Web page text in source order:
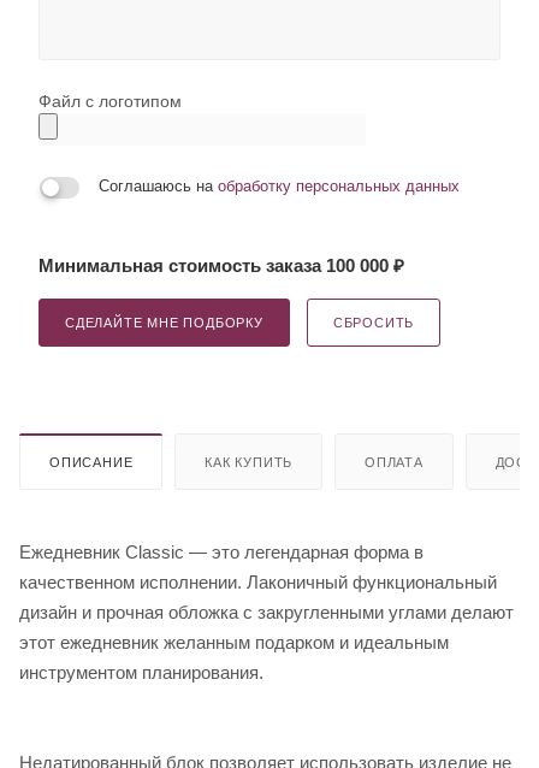
Файл с логотипом
Соглашаюсь на обработку персональных данных
Минимальная стоимость заказа 100 000 ₽
СДЕЛАЙТЕ МНЕ ПОДБОРКУ СБРОСИТЬ
ОПИСАНИЕ КАК КУПИТЬ ОПЛАТА
Ежедневник Classic — это легендарная форма в
качественном исполнении. Лаконичный функциональный
дизайн и прочная обложка с закругленными углами делают
этот ежедневник желанным подарком и идеальным
инструментом планирования.
Недатированный блок позволяет использовать изделие не